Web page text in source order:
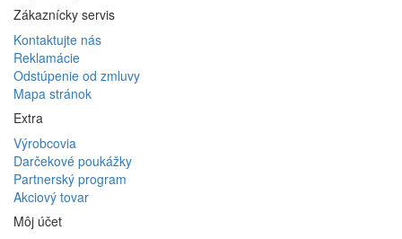
Zákaznícky servis
Kontaktujte nás
Reklamácie
Odstúpenie od zmluvy
Mapa stránok
Extra
Výrobcovia
Darčekové poukážky
Partnerský program
Akciový tovar
Môj účet